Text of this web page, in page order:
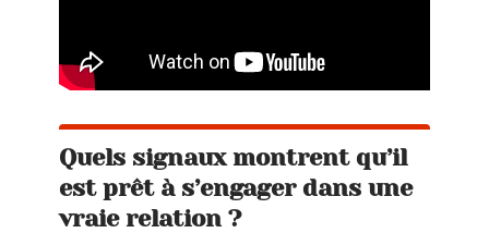
Quels signaux montrent qu’il
est prêt à s’engager dans une
vraie relation ?